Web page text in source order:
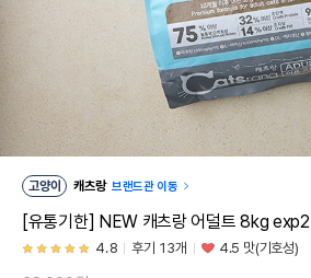
고양이 캐츠랑 브랜드관 이동
[유통기한] NEW 캐츠랑 어덜트 8kg
4.8 후기 13개 4.5 맛(기호성)